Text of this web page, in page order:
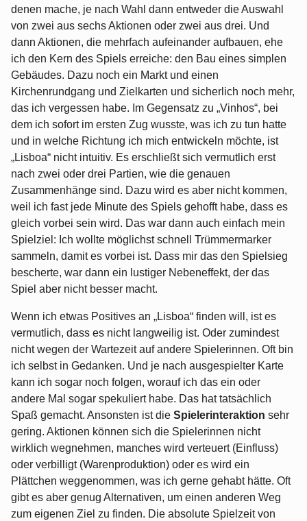
denen mache, je nach Wahl dann entweder die Auswahl
von zwei aus sechs Aktionen oder zwei aus drei. Und
dann Aktionen, die mehrfach aufeinander aufbauen, ehe
ich den Kern des Spiels erreiche: den Bau eines simplen
Gebäudes. Dazu noch ein Markt und einen
Kirchenrundgang und Zielkarten und sicherlich noch mehr,
das ich vergessen habe. Im Gegensatz zu „Vinhos“, bei
dem ich sofort im ersten Zug wusste, was ich zu tun hatte
und in welche Richtung ich mich entwickeln möchte, ist
„Lisboa“ nicht intuitiv. Es erschließt sich vermutlich erst
nach zwei oder drei Partien, wie die genauen
Zusammenhänge sind. Dazu wird es aber nicht kommen,
weil ich fast jede Minute des Spiels gehofft habe, dass es
gleich vorbei sein wird. Das war dann auch einfach mein
Spielziel: Ich wollte möglichst schnell Trümmermarker
sammeln, damit es vorbei ist. Dass mir das den Spielsieg
bescherte, war dann ein lustiger Nebeneffekt, der das
Spiel aber nicht besser macht.
Wenn ich etwas Positives an „Lisboa“ finden will, ist es
vermutlich, dass es nicht langweilig ist. Oder zumindest
nicht wegen der Wartezeit auf andere Spielerinnen. Oft bin
ich selbst in Gedanken. Und je nach ausgespielter Karte
kann ich sogar noch folgen, worauf ich das ein oder
andere Mal sogar spekuliert habe. Das hat tatsächlich
Spaß gemacht. Ansonsten ist die Spielerinteraktion sehr
gering. Aktionen können sich die Spielerinnen nicht
wirklich wegnehmen, manches wird verteuert (Einfluss)
oder verbilligt (Warenproduktion) oder es wird ein
Plättchen weggenommen, was ich gerne gehabt hätte. Oft
gibt es aber genug Alternativen, um einen anderen Weg
zum eigenen Ziel zu finden. Die absolute Spielzeit von